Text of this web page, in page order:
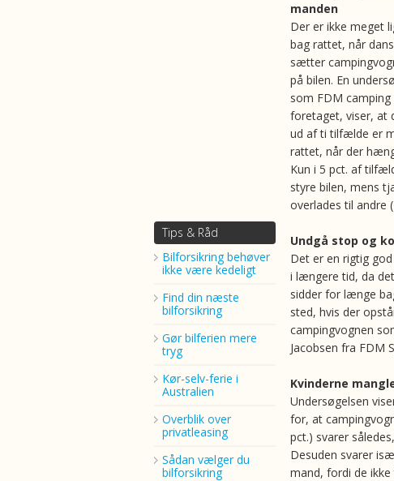
Tips & Råd
Bilforsikring behøver
ikke være kedeligt
Find din næste
bilforsikring
Gør bilferien mere
tryg
Kør-selv-ferie i
Australien
Overblik over
privatleasing
Sådan vælger du
bilforsikring
manden
Der er ikke meget
bag rattet, når
sætter
på bilen. En
som FDM
foretaget, viser, at
ud af ti tilfælde er
rattet, når der
Kun i 5 pct. af
styre bilen, mens
overlades til andre
Undgå stop og
Det er en rigtig
i længere tid, da
sidder for længe
sted, hvis der
campingvognen
Jacobsen fra FDM
Kvinderne
Undersøgelsen
for, at
pct.) svarer
Desuden svarer
mand, fordi de